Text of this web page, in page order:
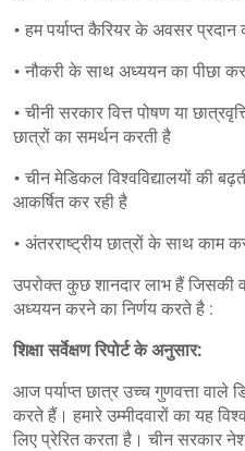
• हम पर्याप्त कैरियर के अवसर
• नौकरी के साथ अध्ययन का पीछा
• चीनी सरकार वित्त पोषण या
छात्रों का समर्थन करती है
• चीन मेडिकल विश्वविद्यालयों की
आकर्षित कर रही है
• अंतरराष्ट्रीय छात्रों के साथ
उपरोक्त कुछ शानदार लाभ हैं
अध्ययन करने का निर्णय करते है :
शिक्षा सर्वेक्षण रिपोर्ट के अनुसार:
आज पर्याप्त छात्र उच्च गुणवत्ता वाले
करते हैं। हमारे उम्मीदवारों का यह
लिए प्रेरित करता है। चीन सरकार